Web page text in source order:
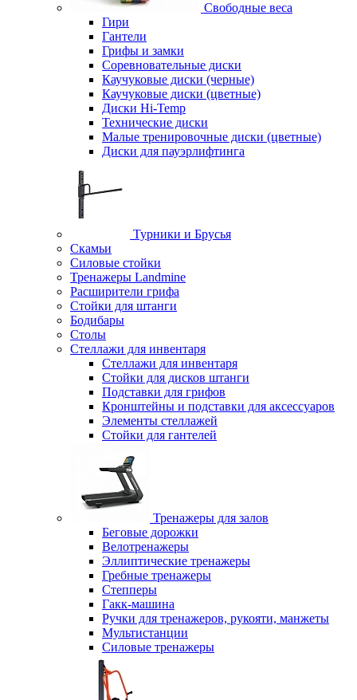
Свободные веса
Гири
Гантели
Грифы и замки
Соревновательные диски
Каучуковые диски (черные)
Каучуковые диски (цветные)
Диски Hi-Temp
Технические диски
Малые тренировочные диски (цветные)
Диски для пауэрлифтинга
Турники и Брусья
Скамьи
Силовые стойки
Тренажеры Landmine
Расширители грифа
Стойки для штанги
Бодибары
Столы
Стеллажи для инвентаря
Стеллажи для инвентаря
Стойки для дисков штанги
Подставки для грифов
Кронштейны и подставки для аксессуаров
Элементы стеллажей
Стойки для гантелей
Тренажеры для залов
Беговые дорожки
Велотренажеры
Эллиптические тренажеры
Гребные тренажеры
Степперы
Гакк-машина
Ручки для тренажеров, рукояти, манжеты
Мультистанции
Силовые тренажеры